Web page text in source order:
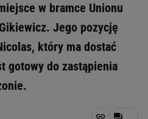
w bramce Unionu
Jego pozycję
który ma dostać
gotowy do zastąpienia